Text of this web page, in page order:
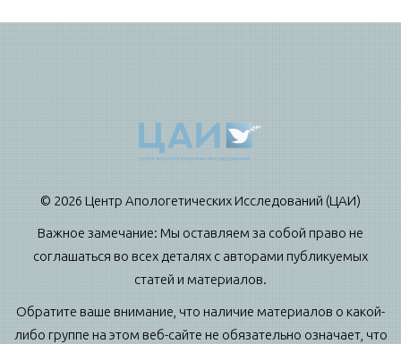
© 2026 Центр Апологетических Исследований (ЦАИ)
Важное замечание: Мы оставляем за собой право не
соглашаться во всех деталях с авторами публикуемых
статей и материалов.
Обратите ваше внимание, что наличие материалов о какой-
либо группе на этом веб-сайте не обязательно означает, что